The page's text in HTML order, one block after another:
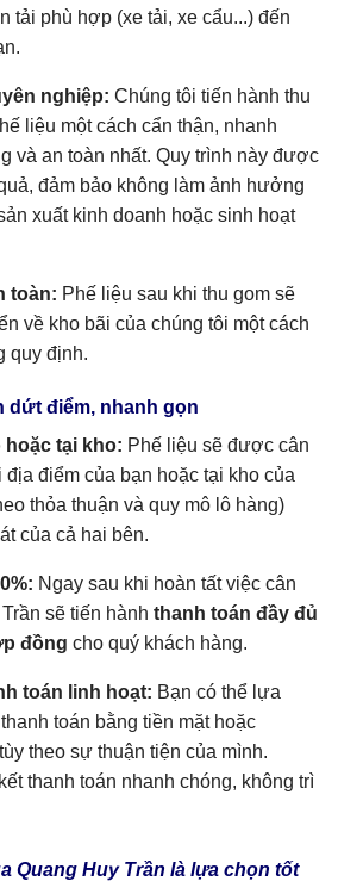
tải phù hợp (xe tải, xe cẩu...) đến
nghiệp: Chúng tôi tiến hành thu
liệu một cách cẩn thận, nhanh
và an toàn nhất. Quy trình này được
đảm bảo không làm ảnh hưởng
xuất kinh doanh hoặc sinh hoạt
toàn: Phế liệu sau khi thu gom sẽ
về kho bãi của chúng tôi một cách
quy định.
dứt điểm, nhanh gọn
hoặc tại kho: Phế liệu sẽ được cân
địa điểm của bạn hoặc tại kho của
thỏa thuận và quy mô lô hàng)
của cả hai bên.
Ngay sau khi hoàn tất việc cân
sẽ tiến hành thanh toán đầy đủ
đồng cho quý khách hàng.
toán linh hoạt: Bạn có thể lựa
toán bằng tiền mặt hoặc
theo sự thuận tiện của mình.
thanh toán nhanh chóng, không trì
Quang Huy Trần là lựa chọn tốt